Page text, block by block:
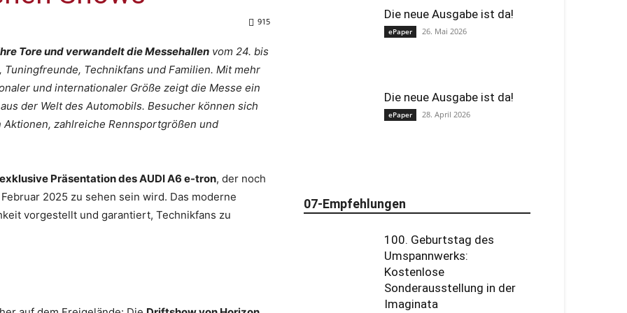
915
Tore und verwandelt die Messehallen vom 24. bis
Technikfans und Familien. Mit mehr
und internationaler Größe zeigt die Messe ein
der Welt des Automobils. Besucher können sich
zahlreiche Rennsportgrößen und
exklusive Präsentation des AUDI A6 e-tron, der noch
2025 zu sehen sein wird. Das moderne
vorgestellt und garantiert, Technikfans zu
Die neue Ausgabe ist da!
ePaper 26. Mai 2026
Die neue Ausgabe ist da!
ePaper 28. April 2026
07-Empfehlungen
100. Geburtstag des
Umspannwerks:
Kostenlose
Sonderausstellung in der
Imaginata